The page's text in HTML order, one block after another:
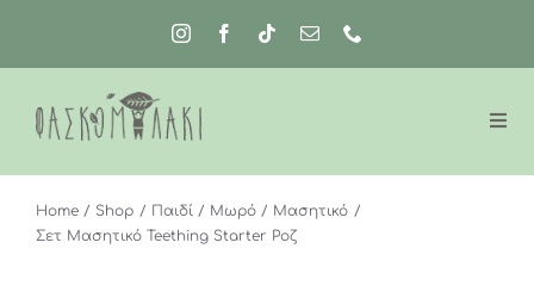
περιεχόμενο
Home Shop Παιδί Μωρό
Μασητικό
Σετ Μασητικό Teething Starter Ροζ